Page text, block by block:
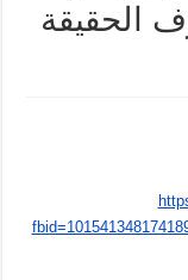
الحقيقة